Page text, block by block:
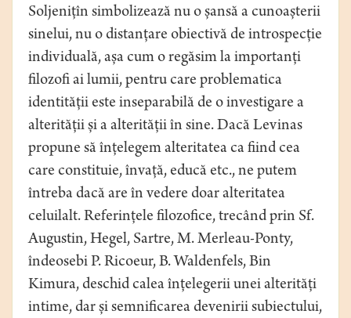
Soljenițîn simbolizează nu o șansă a cunoașterii
sinelui, nu o distanțare obiectivă de introspecție
individuală, așa cum o regăsim la importanți
filozofi ai lumii, pentru care problematica
identității este inseparabilă de o investigare a
alterității și a alterității în sine. Dacă Levinas
propune să înțelegem alteritatea ca fiind cea
care constituie, învață, educă etc., ne putem
întreba dacă are în vedere doar alteritatea
celuilalt. Referințele filozofice, trecând prin Sf.
Augustin, Hegel, Sartre, M. Merleau-Ponty,
îndeosebi P. Ricoeur, B. Waldenfels, Bin
Kimura, deschid calea înțelegerii unei alterități
intime, dar și semnificarea devenirii subiectului,